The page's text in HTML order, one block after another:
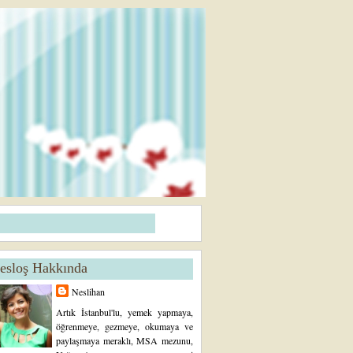
Hakkında
Neslihan
Artık İstanbul'lu, yemek yapmaya,
öğrenmeye, gezmeye, okumaya ve
paylaşmaya meraklı, MSA mezunu,